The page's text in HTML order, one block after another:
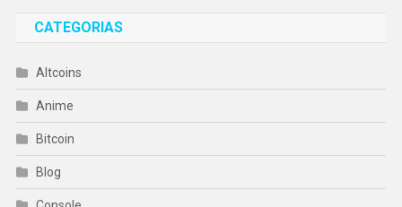
CATEGORIAS
Altcoins
Anime
Bitcoin
Blog